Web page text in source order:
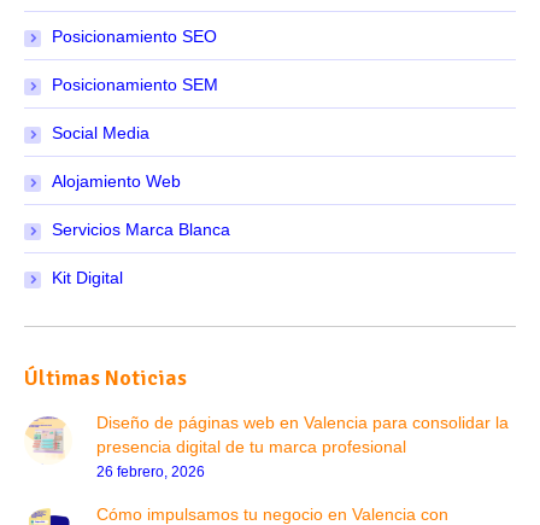
Posicionamiento SEO
Posicionamiento SEM
Social Media
Alojamiento Web
Servicios Marca Blanca
Kit Digital
Últimas Noticias
Diseño de páginas web en Valencia para consolidar la
presencia digital de tu marca profesional
26 febrero, 2026
Cómo impulsamos tu negocio en Valencia con